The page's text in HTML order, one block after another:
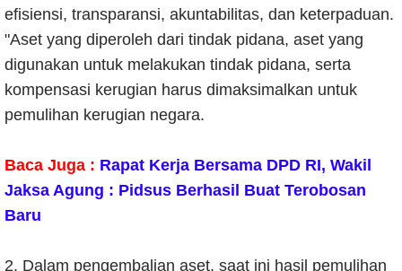
efisiensi, transparansi, akuntabilitas, dan keterpaduan.
"Aset yang diperoleh dari tindak pidana, aset yang
digunakan untuk melakukan tindak pidana, serta
kompensasi kerugian harus dimaksimalkan untuk
pemulihan kerugian negara.
Baca Juga : Rapat Kerja Bersama DPD RI, Wakil
Jaksa Agung : Pidsus Berhasil Buat Terobosan
Baru
2. Dalam pengembalian aset, saat ini hasil pemulihan